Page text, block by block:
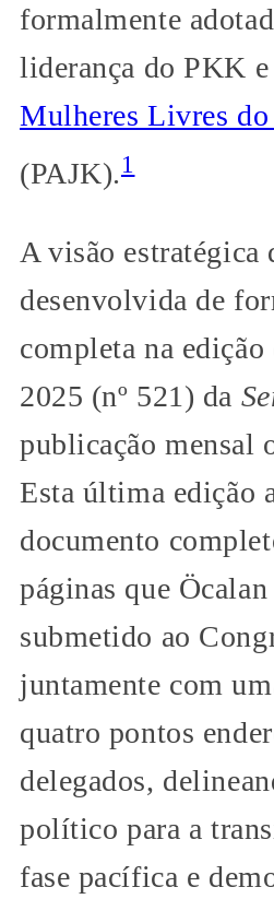
formalmente
liderança do PKK
Mulheres Livres
(PAJK).1
A visão estratégica
desenvolvida de
completa na edição
2025 (nº 521) da
publicação mensal
Esta última edição
documento
páginas que
submetido ao
juntamente com
quatro pontos
delegados,
político para a
fase pacífica e